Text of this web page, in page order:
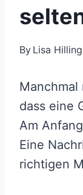
By Lisa
Manchmal
dass eine
Am
Eine
richtigen